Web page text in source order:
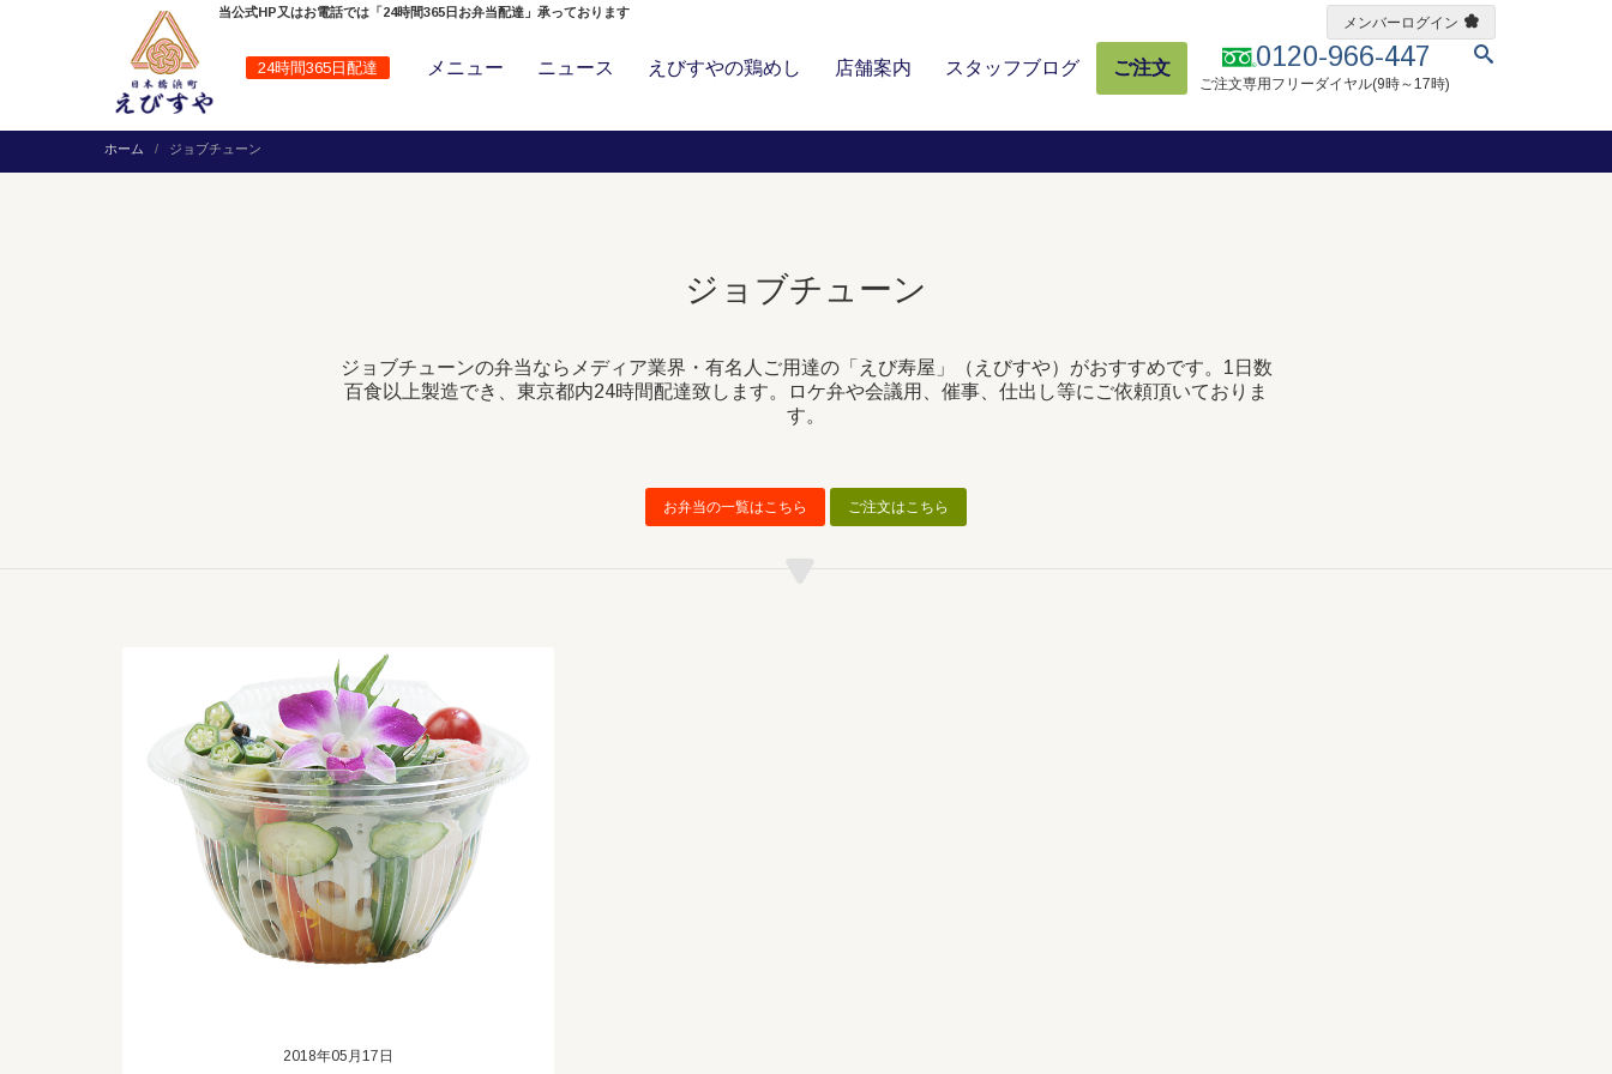
24時間365日配達 0120-966-447
ご注文専用フリーダイヤル(9時～17時)
メニュー ニュース えびすやの鶏めし 店舗案内 スタッフブログ ご注文
当公式HP又はお電話では「24時間365日お弁当配達」承っております
メンバーログイン
ホーム ジョブチューン
ジョブチューン
ジョブチューンの弁当ならメディア業界・有名人ご用達の「えび寿屋」（えびすや）がおすすめです。1日数
百食以上製造でき、東京都内24時間配達致します。ロケ弁や会議用、催事、仕出し等にご依頼頂いておりま
す。
お弁当の一覧はこちら ご注文はこちら
2018年05月17日